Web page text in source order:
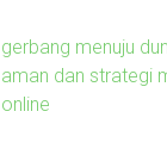
gerbang menuju
aman dan strategi
online